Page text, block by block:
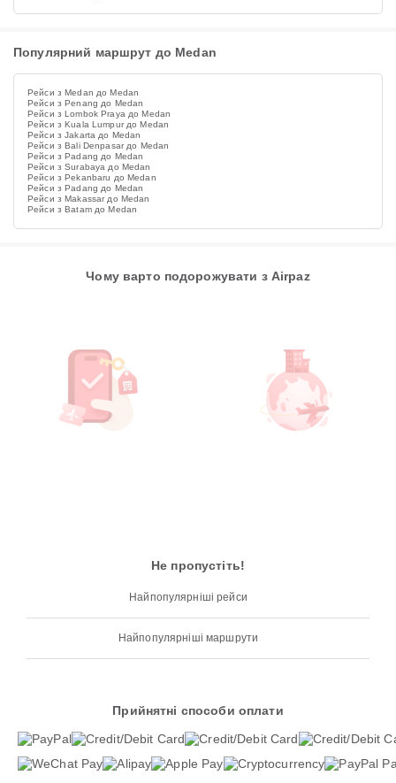
Популярний маршрут до Medan
Рейси з Medan до Medan
Рейси з Penang до Medan
Рейси з Lombok Praya до Medan
Рейси з Kuala Lumpur до Medan
Рейси з Jakarta до Medan
Рейси з Bali Denpasar до Medan
Рейси з Padang до Medan
Рейси з Surabaya до Medan
Рейси з Pekanbaru до Medan
Рейси з Padang до Medan
Рейси з Makassar до Medan
Рейси з Batam до Medan
Чому варто подорожувати з Airpaz
Не пропустіть!
Найпопулярніші рейси
Найпопулярніші маршрути
Прийнятні способи оплати